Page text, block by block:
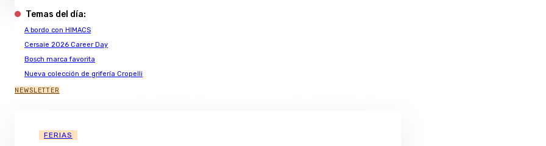
Temas del día:
A bordo con HIMACS
Cersaie 2026 Career Day
Bosch marca favorita
Nueva colección de grifería Cropelli
NEWSLETTER
FERIAS